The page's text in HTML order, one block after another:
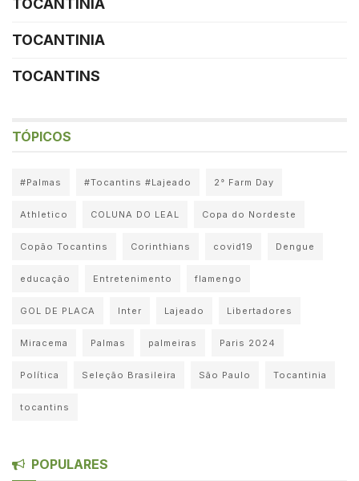
TOCANTINIA
TOCANTINIA
TOCANTINS
TÓPICOS
#Palmas #Tocantins #Lajeado 2° Farm Day
Athletico COLUNA DO LEAL Copa do Nordeste
Copão Tocantins Corinthians covid19 Dengue
educação Entretenimento flamengo
GOL DE PLACA Inter Lajeado Libertadores
Miracema Palmas palmeiras Paris 2024
Política Seleção Brasileira São Paulo Tocantinia
tocantins
POPULARES